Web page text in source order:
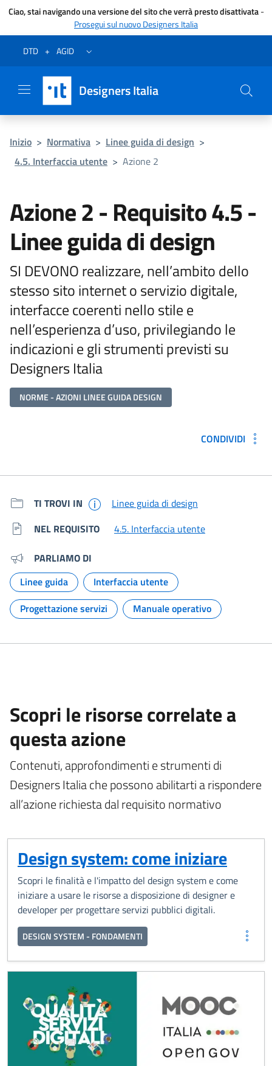
Ciao, stai navigando una versione del sito che verrà presto disattivata-
Prosegui sul nuovo Designers Italia
Vai al menu
Vai al contenuto
Questa pagina è stata utile?
Vai al piede
Dichiarazione di accessibilità (link esterno su sito AgID)
DTD + AGID Apri/chiudi menu secondario
Designers Italia
Inizio > Normativa > Linee guida di design >
4.5. Interfaccia utente > Azione 2
Azione 2 - Requisito 4.5 -
Linee guida di design
SI DEVONO realizzare, nell’ambito dello
stesso sito internet o servizio digitale,
interfacce coerenti nello stile e
nell’esperienza d’uso, privilegiando le
indicazioni e gli strumenti previsti su
Designers Italia
NORME - AZIONI LINEE GUIDA DESIGN
CONDIVIDI
TI TROVI IN
Linee guida di design
NEL REQUISITO
4.5. Interfaccia utente
PARLIAMO DI
Argomento:
Linee guida
Argomento:
Interfaccia utente
Argomento:
Progettazione servizi
Argomento:
Manuale operativo
Scopri le risorse correlate a
questa azione
Contenuti, approfondimenti e strumenti di
Designers Italia che possono abilitarti a rispondere
all’azione richiesta dal requisito normativo
Design system: come iniziare
Scopri le finalità e l'impatto del design system e come
iniziare a usare le risorse a disposizione di designer e
developer per progettare servizi pubblici digitali.
DESIGN SYSTEM - FONDAMENTI